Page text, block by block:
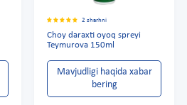
2 sharhni
Choy daraxti oyoq spreyi
Teymurova 150ml
Mavjudligi haqida xabar
bering